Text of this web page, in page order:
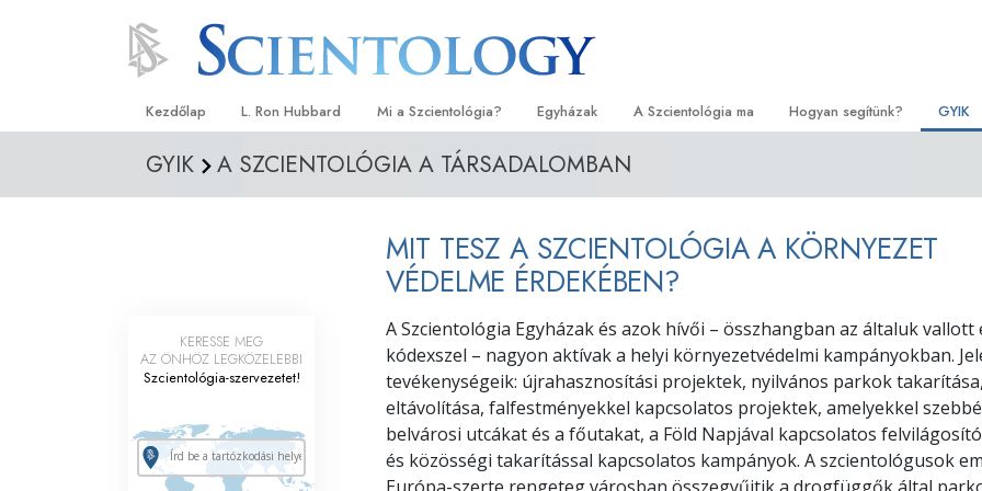
Kezdőlap L. Ron Hubbard Mi a Szcientológia?
Hittételek és gyakorlatok
Mit mondanak a szcientológusok
a Szcientológiáról?
Látogatás egy egyházban
A Szcientológia alapelvei
Bevezetés a Dianetikába
Egyházak
Egyházkereső
Haladó szervezetek
Flag Szárazföldi Bázis
Freewinds
Eljuttatjuk a világak a Scientology-t
A Szcientológia ma
David Miscavige – A Scientology
egyházi vezetője
Hogyan segítünk?
Criminon
Az igazság a drogokról
Együtt az Emberi Jogokért
Állampolgári Bizottság az
Jogokért
GYIK
Kezdő
GYIK A SZCIENTOLÓGIA A TÁRSADALOMBAN
MIT TESZ A SZCIENTOLÓGIA A KÖRNYEZET
VÉDELME ÉRDEKÉBEN?
A Szcientológia Egyházak és azok hívői – összhangban az általuk vallott
kódexszel – nagyon aktívak a helyi környezetvédelmi kampányokban.
tevékenységeik: újrahasznosítási projektek, nyilvános parkok
eltávolítása, falfestményekkel kapcsolatos projektek, amelyekkel
belvárosi utcákat és a főutakat, a Föld Napjával kapcsolatos
és közösségi takarítással kapcsolatos kampányok. A szcientológusok
KERESSE MEG
AZ ÖNHÖZ LEGKÖZELEBBI
Szcientológia-szervezetet!